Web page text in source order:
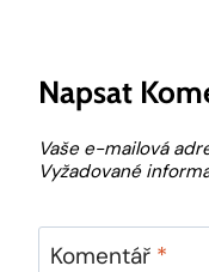
Napsat
Vaše e-mailová
Vyžadované
Komentář *